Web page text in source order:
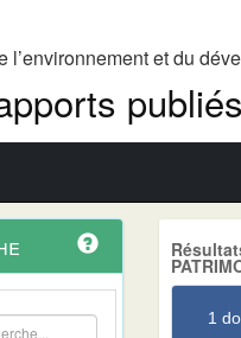
l’environnement et du
publiés
1